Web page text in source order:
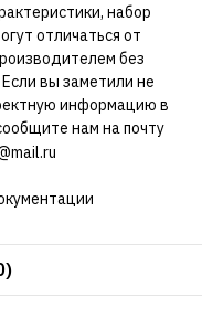
набор
отличаться от
без
вы заметили не
информацию в
нам на почту